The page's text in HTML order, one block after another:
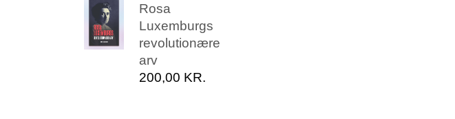
Rosa
Luxemburgs
revolutionære
arv
200,00 KR.